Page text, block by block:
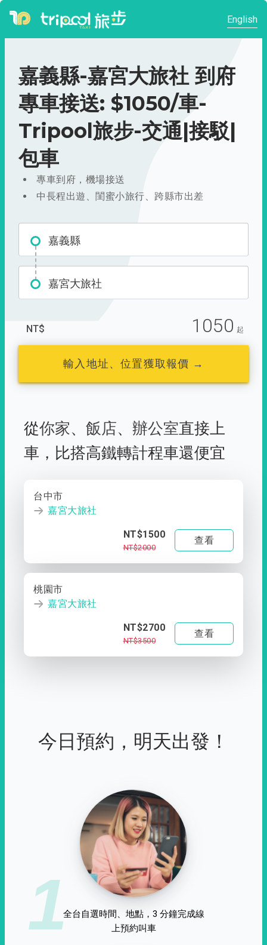
English
嘉義縣-嘉宮大旅社 到府
專車接送: $1050/車-
Tripool旅步-交通|接駁|
包車
專車到府，機場接送
中長程出遊、閨蜜小旅行、跨縣市出差
嘉義縣
嘉宮大旅社
NT$ 1050 起
輸入地址、位置獲取報價 →
從你家、 飯店、 辦公室直接上
車， 比搭高鐵轉計程車還便宜
台中市
嘉宮大旅社
NT$1500
NT$2000
查看
桃園市
嘉宮大旅社
NT$2700
NT$3500
查看
今日預約，明天出發！
1全台自選時間、地點，3 分鐘完成線
上預約叫車